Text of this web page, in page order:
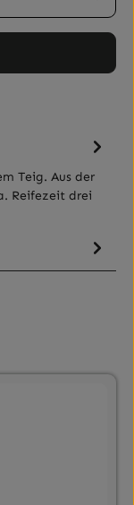
Teig. Aus der
Reifezeit drei